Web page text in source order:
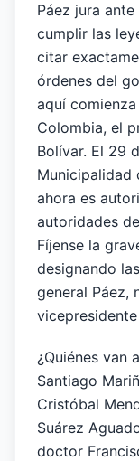
Páez jura
cumplir las
citar
órdenes del
aquí
Colombia, el
Bolívar. El 29
Municipalidad
ahora es
autoridades
Fíjense la
designando
general Páez,
¿Quiénes van
Santiago
Cristóbal
Suárez
doctor